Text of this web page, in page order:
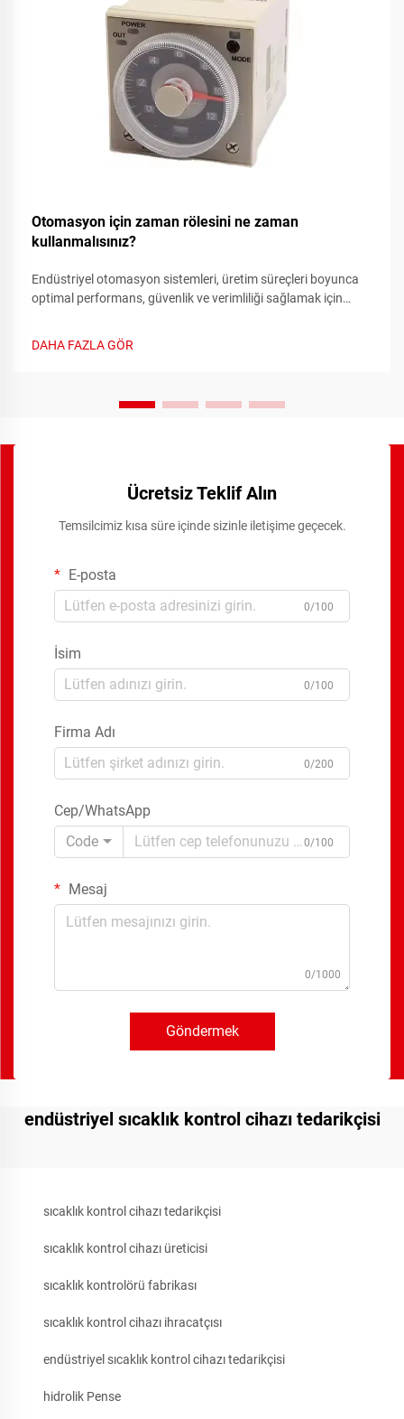
Otomasyon için zaman rölesini ne zaman
kullanmalısınız?
Endüstriyel otomasyon sistemleri, üretim süreçleri boyunca
optimal performans, güvenlik ve verimliliği sağlamak için
röle, bu sistemlerde kritik bir bileşen olarak işlev görür ve
DAHA FAZLA GÖR
Ücretsiz Teklif Alın
Temsilcimiz kısa süre içinde sizinle iletişime geçecek.
E-posta
0/100
İsim
0/100
Firma Adı
0/200
Cep/WhatsApp
Code
0/100
Mesaj
0/1000
Göndermek
endüstriyel sıcaklık kontrol cihazı tedarikçisi
sıcaklık kontrol cihazı tedarikçisi
sıcaklık kontrol cihazı üreticisi
sıcaklık kontrolörü fabrikası
sıcaklık kontrol cihazı ihracatçısı
endüstriyel sıcaklık kontrol cihazı tedarikçisi
hidrolik Pense